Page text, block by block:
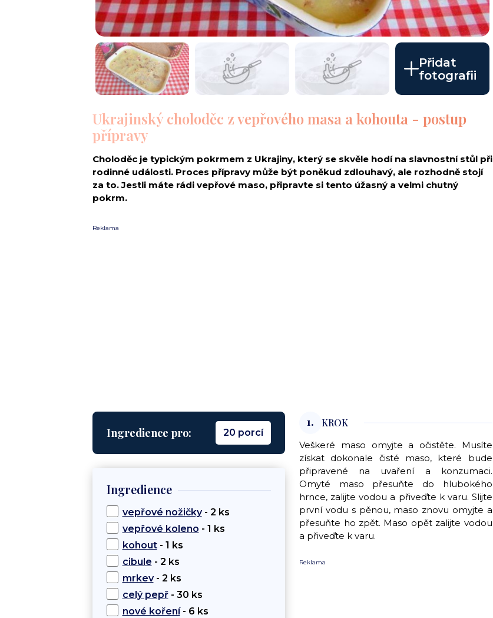
Přidat
fotografii
Ukrajinský choloděc z vepřového masa a kohouta - postup
přípravy
Choloděc je typickým pokrmem z Ukrajiny, který se skvěle hodí na slavnostní stůl při
rodinné události. Proces přípravy může být poněkud zdlouhavý, ale rozhodně stojí
za to. Jestli máte rádi vepřové maso, připravte si tento úžasný a velmi chutný
pokrm.
Reklama
Ingredience pro: 20 porcí
Ingredience
vepřové nožičky- 2 ks
vepřové koleno - 1 ks
kohout- 1 ks
cibule - 2 ks
mrkev- 2 ks
celý pepř- 30 ks
nové koření- 6 ks
1. KROK
Veškeré maso omyjte a očistěte. Musíte
získat dokonale čisté maso, které bude
připravené na uvaření a konzumaci.
Omyté maso přesuňte do hlubokého
hrnce, zalijte vodou a přiveďte k varu. Slijte
první vodu s pěnou, maso znovu omyjte a
přesuňte ho zpět. Maso opět zalijte vodou
a přiveďte k varu.
Reklama